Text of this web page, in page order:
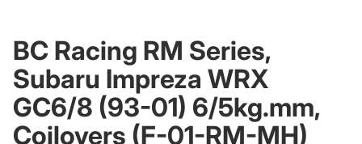
BC Racing RM Series,
Subaru Impreza WRX
GC6/8 (93-01) 6/5kg.mm,
Coilovers (F-01-RM-MH)